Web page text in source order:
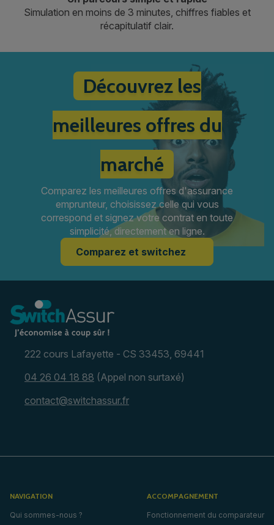
Simulation en moins de 3 minutes, chiffres fiables et
récapitulatif clair.
Découvrez les
meilleures offres du
marché
Comparez les meilleures offres d'assurance
emprunteur, choisissez celle qui vous
correspond et signez votre contrat en toute
simplicité, directement en ligne.
Comparez et switchez
222 cours Lafayette - CS 33453, 69441
04 26 04 18 88 (Appel non surtaxé)
contact@switchassur.fr
NAVIGATION
Qui sommes-nous ?
ACCOMPAGNEMENT
Fonctionnement du comparateur